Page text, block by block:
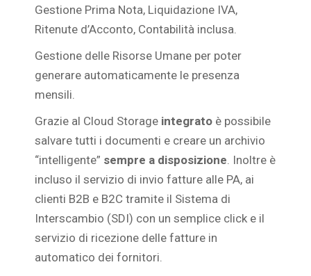
Gestione Prima Nota, Liquidazione IVA,
Ritenute d’Acconto, Contabilità inclusa.
Gestione delle Risorse Umane per poter
generare automaticamente le presenza
mensili.
Grazie al Cloud Storage integrato è possibile
salvare tutti i documenti e creare un archivio
“intelligente” sempre a disposizione. Inoltre è
incluso il servizio di invio fatture alle PA, ai
clienti B2B e B2C tramite il Sistema di
Interscambio (SDI) con un semplice click e il
servizio di ricezione delle fatture in
automatico dei fornitori.